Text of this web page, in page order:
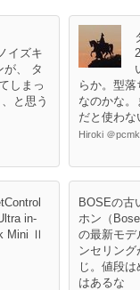
イズキ
が、 タ
しまっ
と思う
らか。型
なのかな
だと使わな
Hiroki ＠
in-
Mini Ⅱ
BOSEの古
ホン（
の最新モデ
ンセリン
じ。値段
はあるな